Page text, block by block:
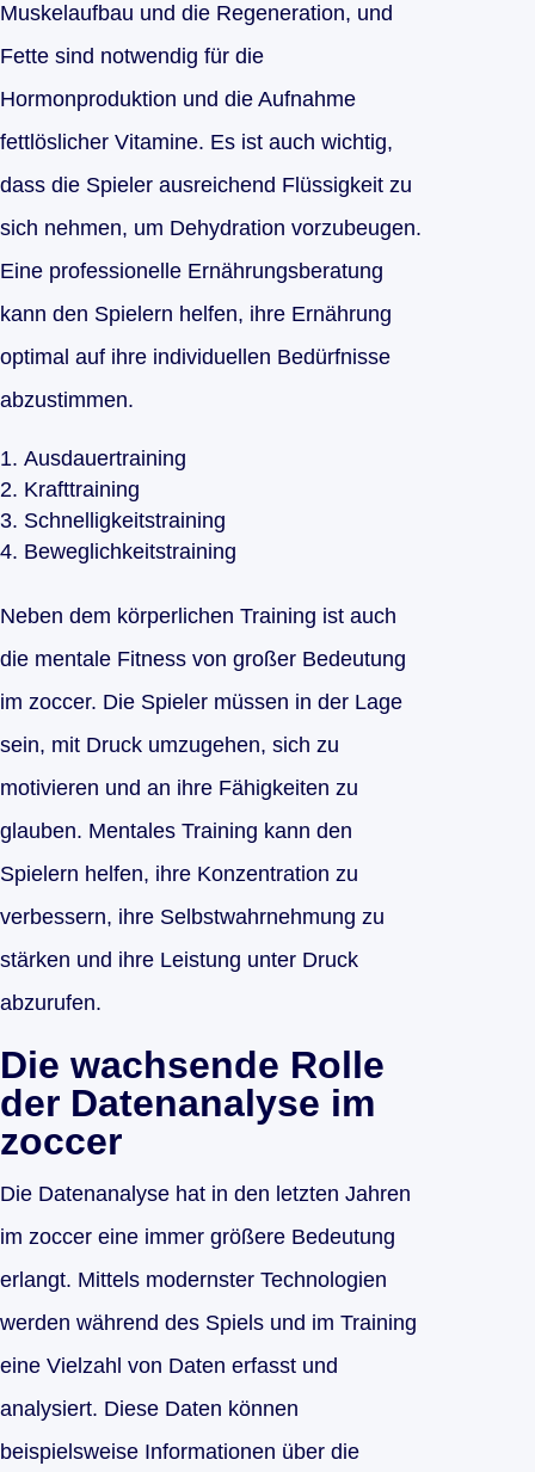
Muskelaufbau und die Regeneration, und
Fette sind notwendig für die
Hormonproduktion und die Aufnahme
fettlöslicher Vitamine. Es ist auch wichtig,
dass die Spieler ausreichend Flüssigkeit zu
sich nehmen, um Dehydration vorzubeugen.
Eine professionelle Ernährungsberatung
kann den Spielern helfen, ihre Ernährung
optimal auf ihre individuellen Bedürfnisse
abzustimmen.
Ausdauertraining
Krafttraining
Schnelligkeitstraining
Beweglichkeitstraining
Neben dem körperlichen Training ist auch
die mentale Fitness von großer Bedeutung
im zoccer. Die Spieler müssen in der Lage
sein, mit Druck umzugehen, sich zu
motivieren und an ihre Fähigkeiten zu
glauben. Mentales Training kann den
Spielern helfen, ihre Konzentration zu
verbessern, ihre Selbstwahrnehmung zu
stärken und ihre Leistung unter Druck
abzurufen.
Die wachsende Rolle
der Datenanalyse im
zoccer
Die Datenanalyse hat in den letzten Jahren
im zoccer eine immer größere Bedeutung
erlangt. Mittels modernster Technologien
werden während des Spiels und im Training
eine Vielzahl von Daten erfasst und
analysiert. Diese Daten können
beispielsweise Informationen über die